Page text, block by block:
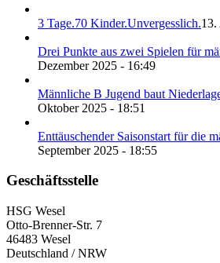
3 Tage.70 Kinder.Unvergesslich.
Drei Punkte aus zwei Spielen für
Dezember 2025 - 16:49
Männliche B Jugend baut
Oktober 2025 - 18:51
Enttäuschender Saisonstart für die
September 2025 - 18:55
Geschäftsstelle
HSG Wesel
Otto-Brenner-Str. 7
46483 Wesel
Deutschland / NRW